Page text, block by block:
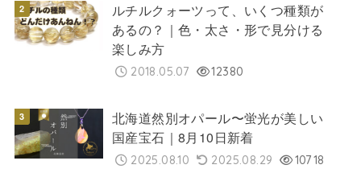
ルチルクォーツって、いくつ種類が
あるの？｜色・太さ・形で見分ける
楽しみ方
2018.05.07 12380
北海道然別オパール〜蛍光が美しい
国産宝石｜8月10日新着
2025.08.10 2025.08.29 10718